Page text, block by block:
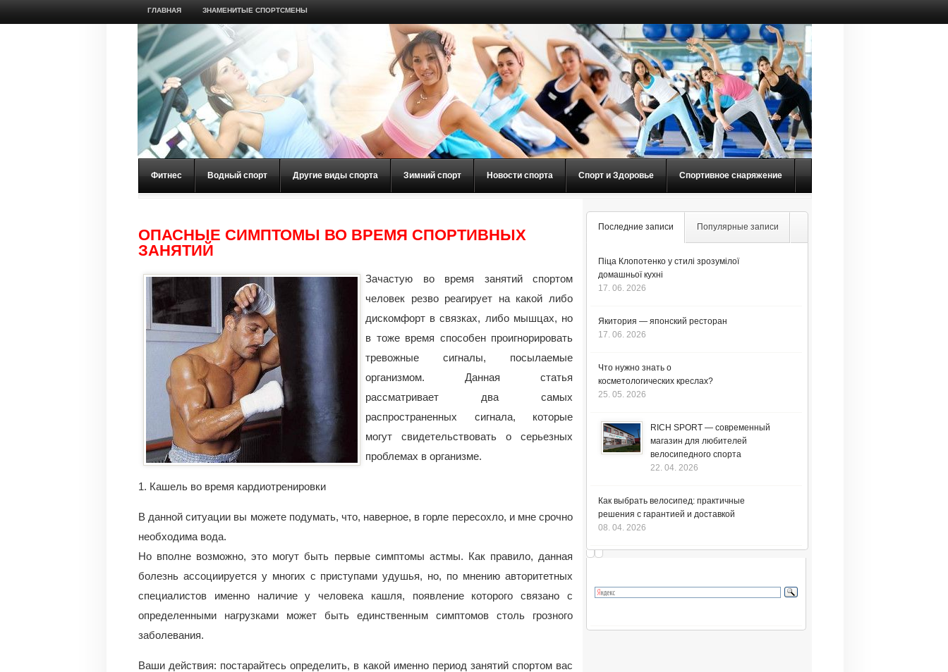
ГЛАВНАЯ ЗНАМЕНИТЫЕ СПОРТСМЕНЫ
Фитнес Водный спорт Другие виды спорта Зимний спорт Новости спорта Спорт и Здоровье Спортивное снаряжение
ОПАСНЫЕ СИМПТОМЫ ВО ВРЕМЯ СПОРТИВНЫХ
ЗАНЯТИЙ
Зачастую во время занятий спортом
человек резво реагирует на какой либо
дискомфорт в связках, либо мышцах, но
в тоже время способен проигнорировать
тревожные сигналы, посылаемые
организмом. Данная статья
рассматривает два самых
распространенных сигнала, которые
могут свидетельствовать о серьезных
проблемах в организме.
1. Кашель во время кардиотренировки
В данной ситуации вы можете подумать, что, наверное, в горле пересохло, и мне срочно
необходима вода.
Но вполне возможно, это могут быть первые симптомы астмы. Как правило, данная
болезнь ассоциируется у многих с приступами удушья, но, по мнению авторитетных
специалистов именно наличие у человека кашля, появление которого связано с
определенными нагрузками может быть единственным симптомов столь грозного
заболевания.
Ваши действия: постарайтесь определить, в какой именно период занятий спортом вас
Последние записи Популярные записи
Піца Клопотенко у стилі зрозумілої
домашньої кухні
17. 06. 2026
Якитория — японский ресторан
17. 06. 2026
Что нужно знать о
косметологических креслах?
25. 05. 2026
RICH SPORT — современный
магазин для любителей
велосипедного спорта
22. 04. 2026
Как выбрать велосипед: практичные
решения с гарантией и доставкой
08. 04. 2026